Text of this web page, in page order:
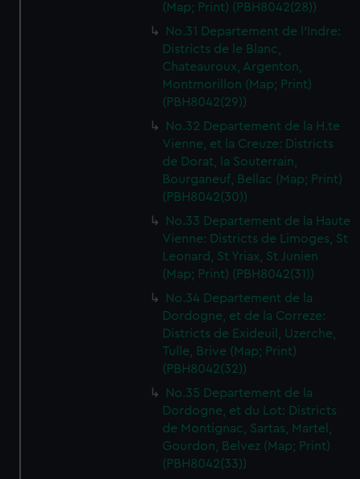
(Map; Print) (PBH8042(28))
No.31 Departement de l'Indre:
Districts de le Blanc,
Chateauroux, Argenton,
Montmorillon (Map; Print)
(PBH8042(29))
No.32 Departement de la H.te
Vienne, et la Creuze: Districts
de Dorat, la Souterrain,
Bourganeuf, Bellac (Map; Print)
(PBH8042(30))
No.33 Departement de la Haute
Vienne: Districts de Limoges, St
Leonard, St Yriax, St Junien
(Map; Print) (PBH8042(31))
No.34 Departement de la
Dordogne, et de la Correze:
Districts de Exideuil, Uzerche,
Tulle, Brive (Map; Print)
(PBH8042(32))
No.35 Departement de la
Dordogne, et du Lot: Districts
de Montignac, Sartas, Martel,
Gourdon, Belvez (Map; Print)
(PBH8042(33))